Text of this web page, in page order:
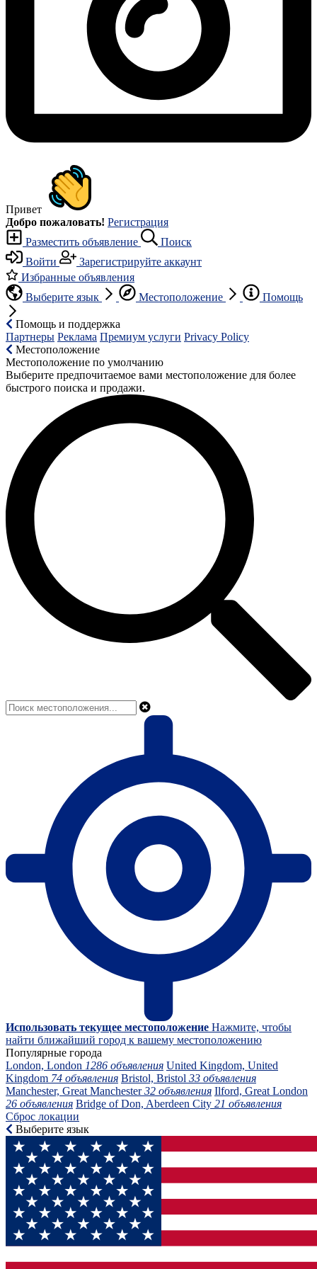
Привет
Добро пожаловать! Регистрация
Разместить объявление
Поиск
Войти
Зарегистрируйте аккаунт
Избранные объявления
Выберите язык
Местоположение Помощь
Помощь и поддержка
Партнеры Реклама Премиум услуги Privacy Policy
Местоположение
Местоположение по умолчанию
Выберите предпочитаемое вами местоположение для более
быстрого поиска и продажи.
Использовать текущее местоположение Нажмите, чтобы
найти ближайший город к вашему местоположению
Популярные города
London, London 1286 объявления United Kingdom, United
Kingdom 74 объявления Bristol, Bristol 33 объявления
Manchester, Great Manchester32 объявления Ilford, Great London
26 объявления Bridge of Don, Aberdeen City 21 объявления
Сброс локации
Выберите язык